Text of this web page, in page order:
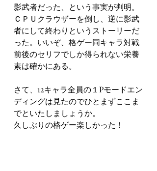
影武者だった、という事実が判明。
ＣＰＵクラウザーを倒し、逆に影武
者にして終わりというストーリーだ
った。いいぞ、格ゲー同キャラ対戦
前後のセリフでしか得られない栄養
素は確かにある。
さて、12キャラ全員の１Pモードエン
ディングは見たのでひとまずここま
でといたしましょうか。
久しぶりの格ゲー楽しかった！